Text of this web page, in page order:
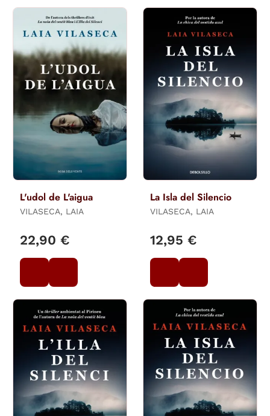
L'udol de L'aigua
VILASECA, LAIA
22,90 €
La Isla del Silencio
VILASECA, LAIA
12,95 €